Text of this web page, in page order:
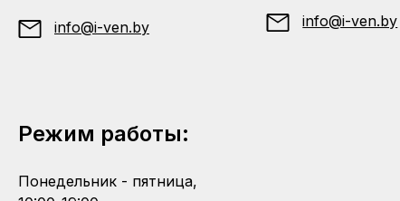
info@i-ven.by info@i-ven.by
Режим работы:
Понедельник - пятница,